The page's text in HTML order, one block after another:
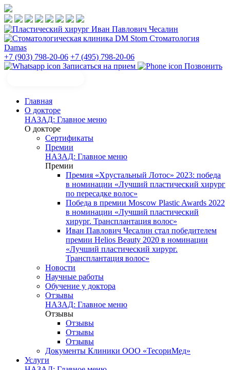
Стоматология
Damas
+7 (903) 798-20-06 +7 (495) 798-20-06
Записаться на прием
Позвонить
Главная
О докторе
НАЗАД: Главное меню
О докторе
Сертификаты
Премии
НАЗАД: Главное меню
Премии
Премия «Хрустальный Лотос» 2023: победа
в номинации «Лучший пластический хирург
по пересадке волос»
Победа в премии Moscow Plastic Awards 2022
в номинации «Лучший пластический
хирург. Трансплантация волос»
Иван Павлович Чесалин стал победителем
премии Helios Beauty 2020 в номинации
«Лучший пластический хирург.
Трансплантация волос»
Новости
Научные работы
Обучение у доктора
Отзывы
НАЗАД: Главное меню
Отзывы
Отзывы
Отзывы
Отзывы
Документы Клиники ООО «ТесориМед»
Услуги